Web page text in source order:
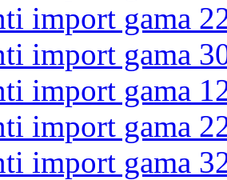
import gama
import gama
import gama
import gama
import gama